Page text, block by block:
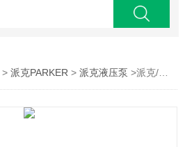
>派克PARKER >派克液压泵 >派克/丹尼逊denison叶片泵